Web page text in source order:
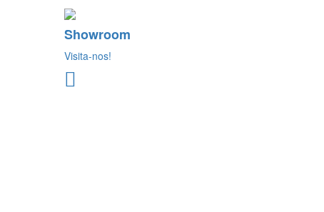
Showroom
Visita-nos!